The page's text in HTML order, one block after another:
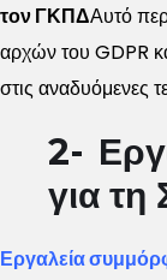
τον ΓΚΠΔΑυτό
αρχών του GDPR
στις αναδυόμενες
2-
για
Εργαλεία